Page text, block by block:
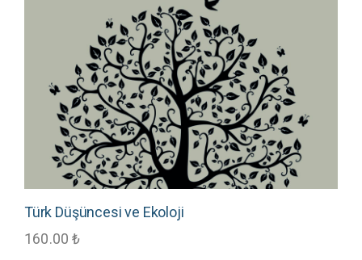
Türk Düşüncesi ve Ekoloji
160.00₺